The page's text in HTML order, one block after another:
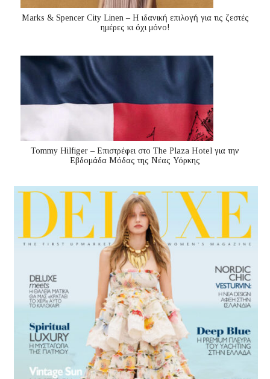
Marks & Spencer City Linen – Η ιδανική επιλογή για τις ζεστές
ημέρες κι όχι μόνο!
Tommy Hilfiger – Επιστρέφει στο The Plaza Hotel για την
Εβδομάδα Μόδας της Νέας Υόρκης